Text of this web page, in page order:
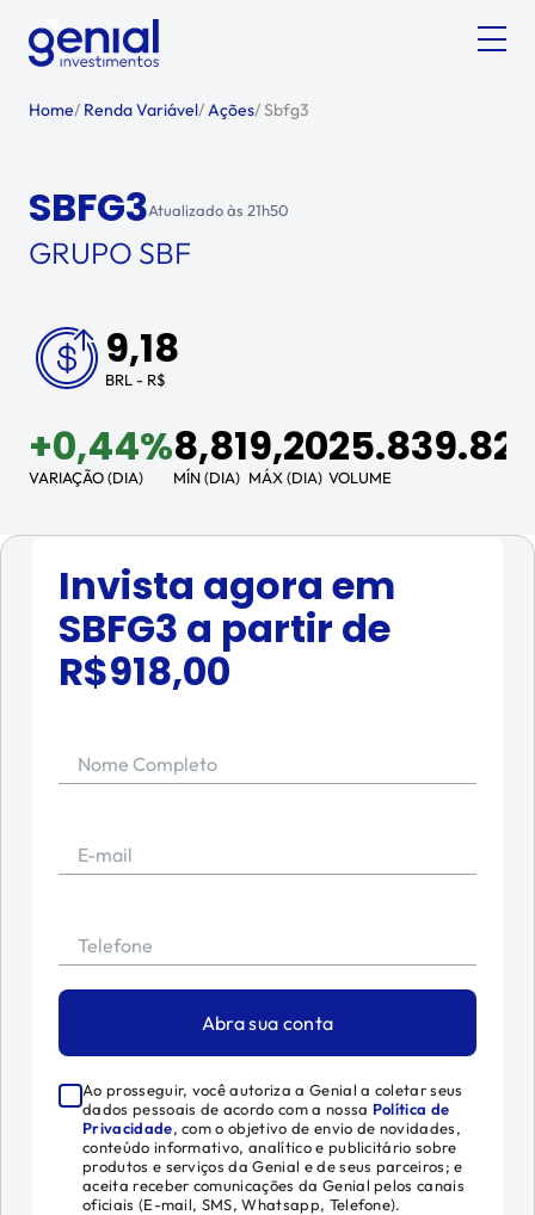
Home/ Renda Variável/Ações/Sbfg3
SBFG3Atualizado às 21h50
GRUPO SBF
9,18
BRL - R$
+0,44%
VARIAÇÃO (DIA)
8,81
MÍN (DIA)
9,20
MÁX (DIA) VOLUME
Invista agora em
SBFG3 a partir de
R$918,00
Nome Completo
E-mail
Telefone
Abra sua conta
Ao prosseguir, você autoriza a Genial a coletar seus
dados pessoais de acordo com a nossa Política de
Privacidade, com o objetivo de envio de novidades,
conteúdo informativo, analítico e publicitário sobre
produtos e serviços da Genial e de seus parceiros; e
aceita receber comunicações da Genial pelos canais
oficiais (E-mail, SMS, Whatsapp, Telefone).